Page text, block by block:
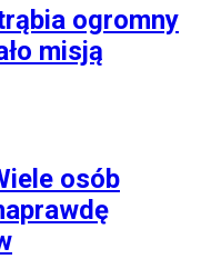
ogromny
misją
osób